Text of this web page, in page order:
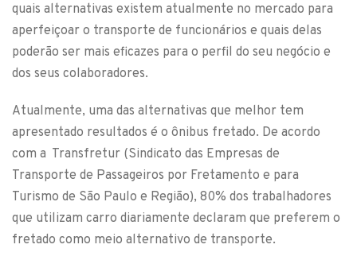
quais alternativas existem atualmente no mercado para
aperfeiçoar o transporte de funcionários e quais delas
poderão ser mais eficazes para o perfil do seu negócio e
dos seus colaboradores.
Atualmente, uma das alternativas que melhor tem
apresentado resultados é o ônibus fretado. De acordo
com a Transfretur (Sindicato das Empresas de
Transporte de Passageiros por Fretamento e para
Turismo de São Paulo e Região), 80% dos trabalhadores
que utilizam carro diariamente declaram que preferem o
fretado como meio alternativo de transporte.